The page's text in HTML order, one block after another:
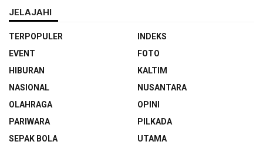
JELAJAHI
TERPOPULER
INDEKS
EVENT
FOTO
HIBURAN
KALTIM
NASIONAL
NUSANTARA
OLAHRAGA
OPINI
PARIWARA
PILKADA
SEPAK BOLA
UTAMA